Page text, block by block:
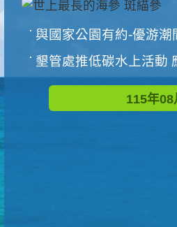
與國家公園有約-優游潮
墾管處推低碳水上活動 應
115年08